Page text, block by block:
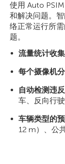
使用 Auto
和解决问题。
络正常运行所
题。
流量统计收
每个摄像机
自动检测违
车、反向行
车辆类型的
12 m）、公